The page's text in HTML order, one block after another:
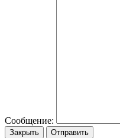
Сообщение:
Закрыть Отправить